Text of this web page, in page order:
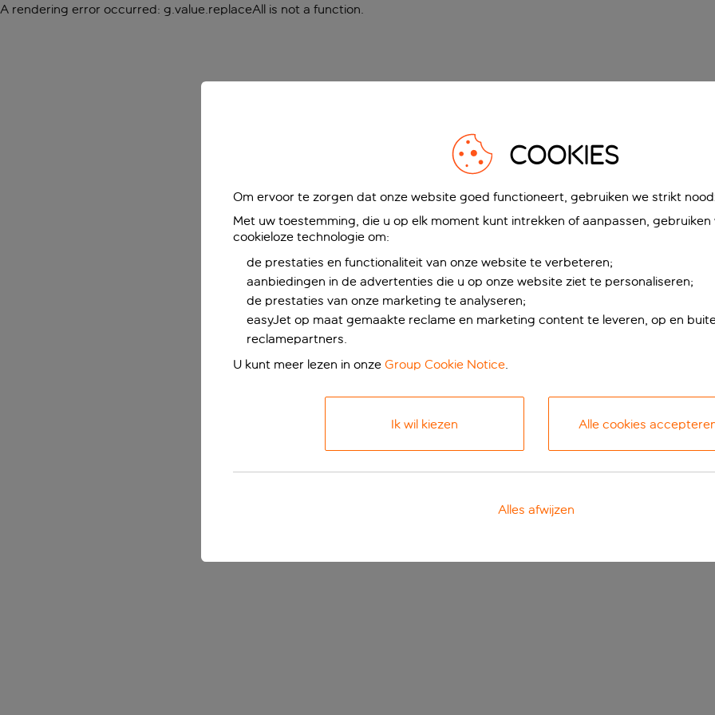
A rendering error occurred: g.value.replaceAll is not a function.
COOKIES
Om ervoor te zorgen dat onze website goed functioneert, gebruiken we strikt
Met uw toestemming, die u op elk moment kunt intrekken of aanpassen, gebruiken
cookieloze technologie om:
de prestaties en functionaliteit van onze website te verbeteren;
aanbiedingen in de advertenties die u op onze website ziet te personaliseren;
de prestaties van onze marketing te analyseren;
easyJet op maat gemaakte reclame en marketing content te leveren, op en
reclamepartners.
U kunt meer lezen in onze Group Cookie Notice.
Ik wil kiezen Alle cookies
Alles afwijzen